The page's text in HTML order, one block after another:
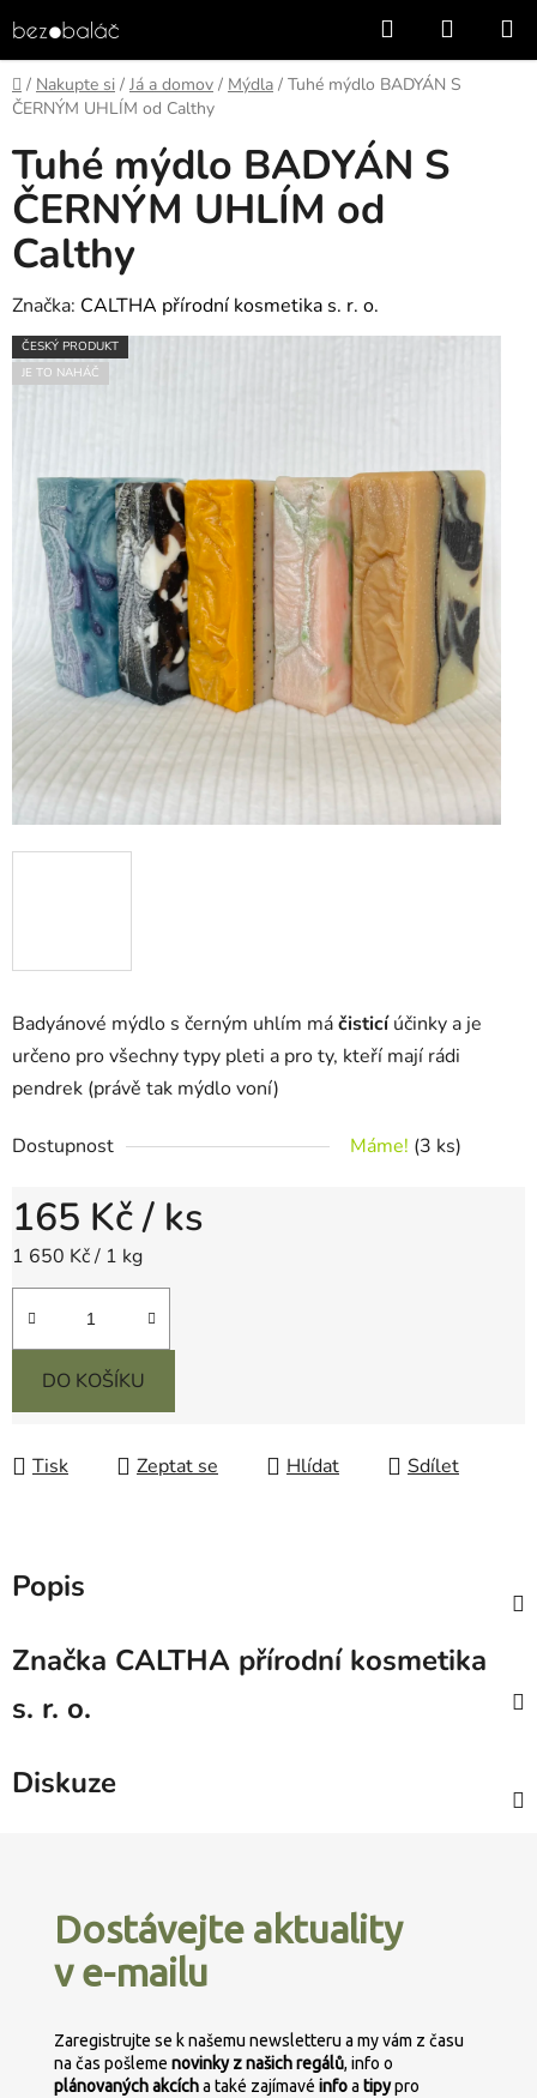
na
obsah
Hledat
KOŠÍK
Domů
/ Nakupte si / Já a domov / Mýdla / Tuhé mýdlo BADYÁN S
ČERNÝM UHLÍM od Calthy
Badyánové mýdlo s černým uhlím máčisticíúčinky a je
určeno pro všechny typy pleti a pro ty, kteří mají rádi
pendrek (právě tak mýdlo voní)
Dostupnost Máme! (3 ks)
165 Kč/ ks
Měrná cena:
1 650 Kč / 1 kg
DO KOŠÍKU
Tisk Zeptat se Hlídat Sdílet
Tuhé mýdlo BADYÁN S
ČERNÝM UHLÍM od
Calthy
Značka: CALTHA přírodní kosmetika s. r. o.
ČESKÝ PRODUKT
JE TO NAHÁČ
Popis
Značka CALTHA přírodní kosmetika
s. r. o.
Diskuze
Dostávejte aktuality
v e-mailu
Zaregistrujte se k našemu newsletteru a my vám z času
na čas pošleme novinky z našich regálů, info o
plánovanýchakcícha také zajímavé infoa tipypro